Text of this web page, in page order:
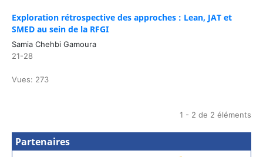
Exploration rétrospective des approches : Lean, JAT et
SMED au sein de la RFGI
Samia Chehbi Gamoura
21-28
Vues: 273
1 - 2 de 2 éléments
Partenaires